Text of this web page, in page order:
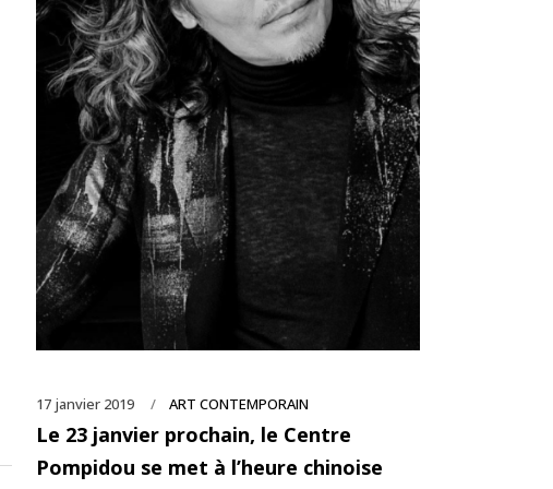
17 janvier 2019 ART CONTEMPORAIN
Le 23 janvier prochain, le Centre
Pompidou se met à l’heure chinoise